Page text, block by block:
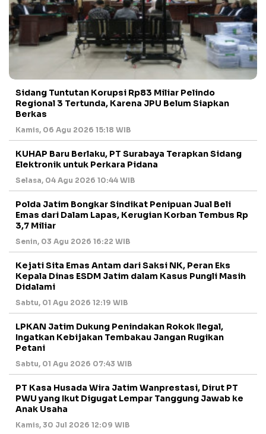
Sidang Tuntutan Korupsi Rp83 Miliar Pelindo
Regional 3 Tertunda, Karena JPU Belum Siapkan
Berkas
Kamis, 06 Agu 2026 15:18 WIB
KUHAP Baru Berlaku, PT Surabaya Terapkan Sidang
Elektronik untuk Perkara Pidana
Selasa, 04 Agu 2026 10:44 WIB
Polda Jatim Bongkar Sindikat Penipuan Jual Beli
Emas dari Dalam Lapas, Kerugian Korban Tembus Rp
3,7 Miliar
Senin, 03 Agu 2026 16:22 WIB
Kejati Sita Emas Antam dari Saksi NK, Peran Eks
Kepala Dinas ESDM Jatim dalam Kasus Pungli Masih
Didalami
Sabtu, 01 Agu 2026 12:19 WIB
LPKAN Jatim Dukung Penindakan Rokok Ilegal,
Ingatkan Kebijakan Tembakau Jangan Rugikan
Petani
Sabtu, 01 Agu 2026 07:43 WIB
PT Kasa Husada Wira Jatim Wanprestasi, Dirut PT
PWU yang Ikut Digugat Lempar Tanggung Jawab ke
Anak Usaha
Kamis, 30 Jul 2026 12:09 WIB